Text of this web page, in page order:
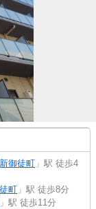
新御徒町 」駅 徒歩4
町 」駅 徒歩8分
」駅 徒歩11分